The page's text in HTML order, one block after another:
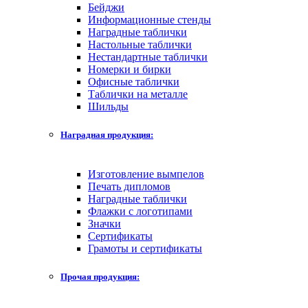
Бейджи
Информационные стенды
Наградные таблички
Настольные таблички
Нестандартные таблички
Номерки и бирки
Офисные таблички
Таблички на металле
Шильды
Наградная продукция:
Изготовление вымпелов
Печать дипломов
Наградные таблички
Флажки с логотипами
Значки
Сертификаты
Грамоты и сертификаты
Прочая продукция: